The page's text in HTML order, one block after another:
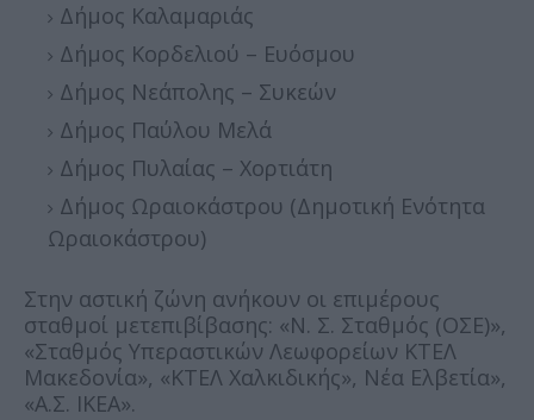
Δήμος Καλαμαριάς
Δήμος Κορδελιού – Ευόσμου
Δήμος Νεάπολης – Συκεών
Δήμος Παύλου Μελά
Δήμος Πυλαίας – Χορτιάτη
Δήμος Ωραιοκάστρου (Δημοτική Ενότητα
Ωραιοκάστρου)
Στην αστική ζώνη ανήκουν οι επιμέρους
σταθμοί μετεπιβίβασης: «Ν. Σ. Σταθμός (ΟΣΕ)»,
«Σταθμός Υπεραστικών Λεωφορείων ΚΤΕΛ
Μακεδονία», «ΚΤΕΛ Χαλκιδικής», Νέα Ελβετία»,
«Α.Σ. ΙΚΕΑ».